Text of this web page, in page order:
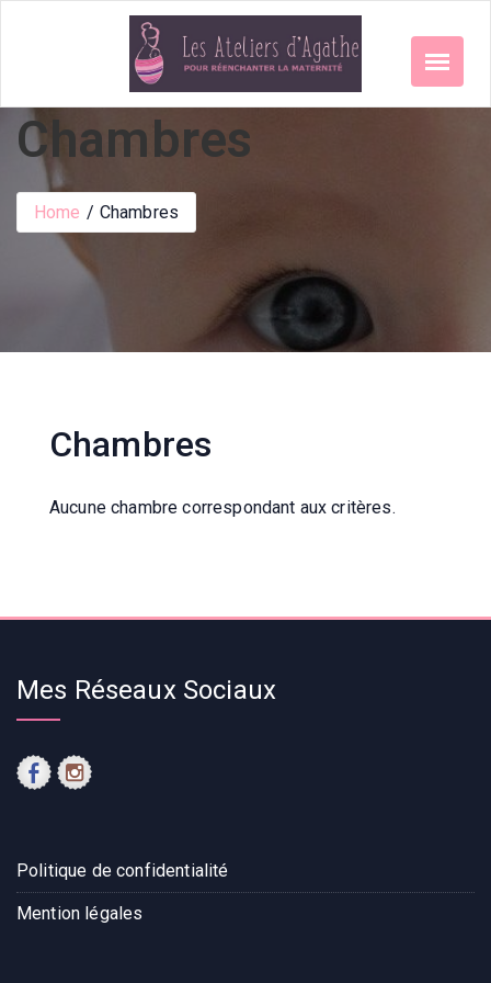
Chambres
Home Chambres
Chambres
Aucune chambre correspondant aux critères.
Mes Réseaux Sociaux
Politique de confidentialité
Mention légales